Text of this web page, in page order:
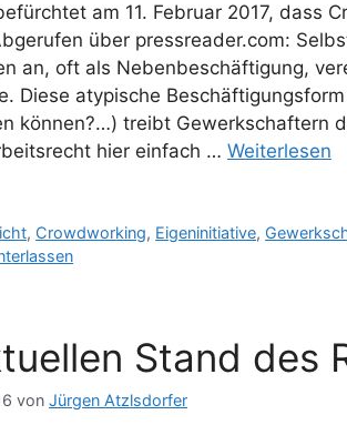
am 11. Februar 2017, dass
über pressreader.com:
an, oft als Nebenbeschäftigung,
Diese atypische
können?…) treibt Gewerkschaftern
hier einfach … Weiterlesen
, Crowdworking, Eigeninitiative,
Stand des
von Jürgen Atzlsdorfer